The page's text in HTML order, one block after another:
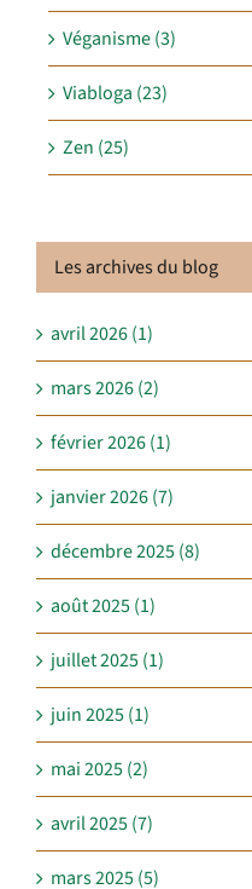
Véganisme (3)
Viabloga (23)
Zen (25)
Les archives du blog
avril 2026 (1)
mars 2026 (2)
février 2026 (1)
janvier 2026 (7)
décembre 2025 (8)
août 2025 (1)
juillet 2025 (1)
juin 2025 (1)
mai 2025 (2)
avril 2025 (7)
mars 2025 (5)